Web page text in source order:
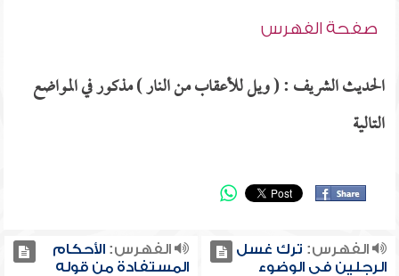
صفحة الفهرس
الحديث الشريف : ( ويل للأعقاب من النار ) مذكور في المواضع
التالية
الفهرس: ترك غسل
الرجلين في الوضوء
الفهرس:الأحكام
المستفادة من قوله